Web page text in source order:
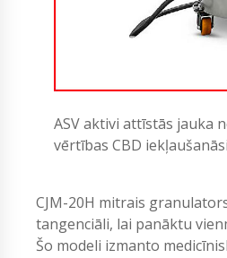
ASV aktivi attīstās jauka
vērtības CBD
CJM-20H mitrais
tangenciāli, lai panāktu
Šo modeli izmanto